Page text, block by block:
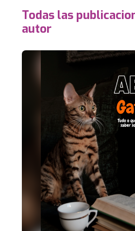
Todas las
autor